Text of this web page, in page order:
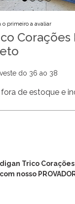
o primeiro a avaliar
Corações
veste do 36 ao 38
de estoque e
Trico
nosso